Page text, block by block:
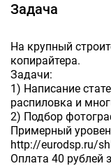
Задача
На крупный
копирайтера.
Задачи:
1) Написание
распиловка и
2) Подбор
Примерный
http://eurodsp.ru/
Оплата 40 рублей